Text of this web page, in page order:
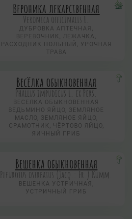
Вероника лекарственная
Veronica officinalis L.
ДУБРОВКА АПТЕЧНАЯ,
ВЕРЕВОЧНИК, ЛЕЖАЧКА,
РАСХОДНИК ПОЛЬНЫЙ, УРОЧНАЯ
ТРАВА
Весёлка обыкновенная
Phallus impudicus L. ex Pers.
ВЕСЕЛКА ОБЫКНОВЕННАЯ
ВЕДЬМИНО ЯЙЦО, ЗЕМЛЯНОЕ
МАСЛО, ЗЕМЛЯНОЕ ЯЙЦО,
СРАМОТНИК, ЧЁРТОВО ЯЙЦО,
ЯИЧНЫЙ ГРИБ
Вешенка обыкновенная
Pleurotus ostreatus (Jacq.: Fr.) Kumm.
ВЕШЕНКА УСТРИЧНАЯ,
УСТРИЧНЫЙ ГРИБ